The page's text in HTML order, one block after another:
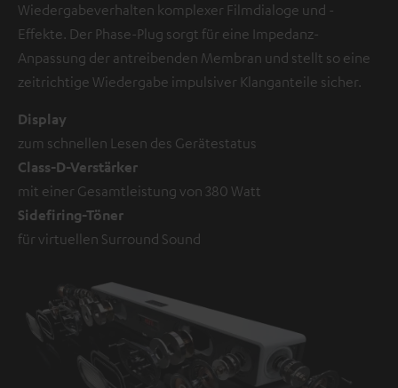
Wiedergabeverhalten komplexer Filmdialoge und -
Effekte. Der Phase-Plug sorgt für eine Impedanz-
Anpassung der antreibenden Membran und stellt so eine
zeitrichtige Wiedergabe impulsiver Klanganteile sicher.
Display
zum schnellen Lesen des Gerätestatus
Class-D-Verstärker
mit einer Gesamtleistung von 380 Watt
Sidefiring-Töner
für virtuellen Surround Sound